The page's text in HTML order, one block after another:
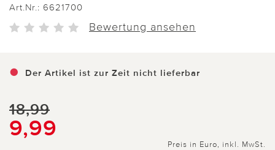
Art.Nr.: 6621700
Bewertung ansehen
Der Artikel ist zur Zeit nicht lieferbar
18,99
9,99
Preis in Euro, inkl. MwSt.